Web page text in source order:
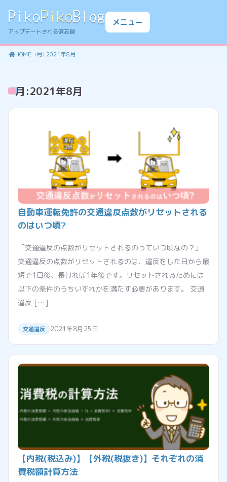
PikoPikoBlog
アップデートされる備忘録
メニュー
HOME 月: 2021年8月
月:2021年8月
自動車運転免許の交通違反点数がリセットされる
のはいつ頃?
「交通違反の点数がリセットされるのっていつ頃なの？」
交通違反の点数がリセットされるのは、違反をした日から最
短で1日後、長ければ1年後です。リセットされるためには
以下の条件のうちいずれかを満たす必要があります。 交通
違反 […]
交通違反 2021年8月25日
【内税(税込み)】【外税(税抜き)】それぞれの消
費税額計算方法